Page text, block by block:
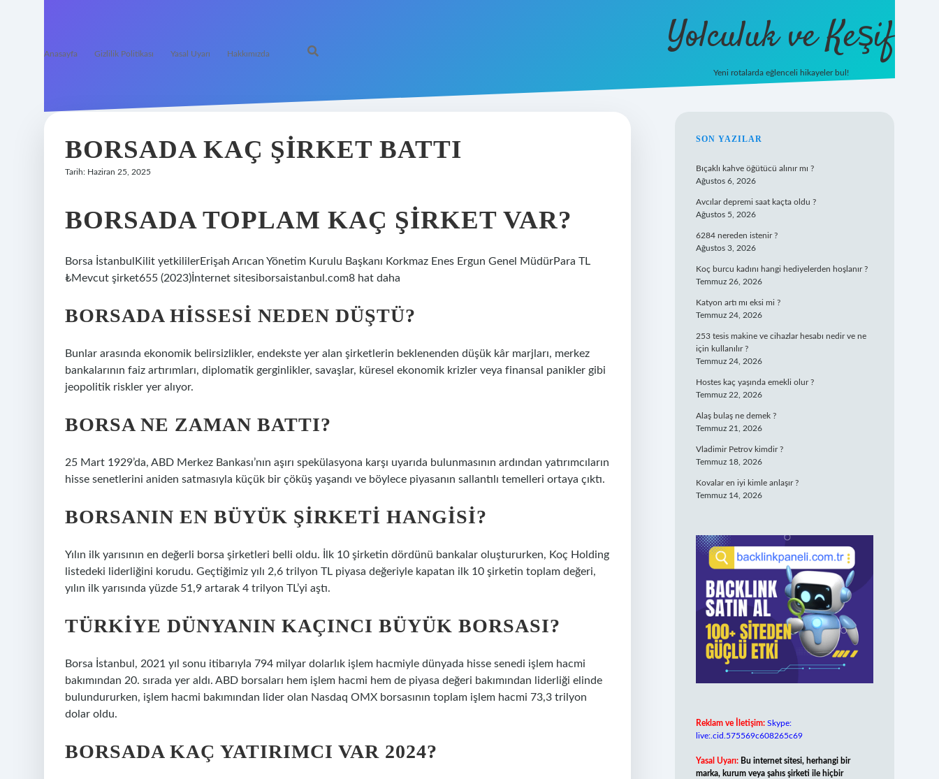
Anasayfa Gizlilik Politikası Yasal Uyarı Hakkımızda Yolculuk ve Keşif
Yeni rotalarda eğlenceli hikayeler bul!
BORSADA KAÇ ŞIRKET BATTI
Tarih: Haziran 25, 2025
BORSADA TOPLAM KAÇ ŞIRKET VAR?
Borsa İstanbulKilit yetkililerErişah Arıcan Yönetim Kurulu Başkanı Korkmaz Enes Ergun Genel MüdürPara TL
₺Mevcut şirket655 (2023)İnternet sitesiborsaistanbul.com8 hat daha
BORSADA HISSESI NEDEN DÜŞTÜ?
Bunlar arasında ekonomik belirsizlikler, endekste yer alan şirketlerin beklenenden düşük kâr marjları, merkez
bankalarının faiz artırımları, diplomatik gerginlikler, savaşlar, küresel ekonomik krizler veya finansal panikler gibi
jeopolitik riskler yer alıyor.
BORSA NE ZAMAN BATTI?
25 Mart 1929’da, ABD Merkez Bankası’nın aşırı spekülasyona karşı uyarıda bulunmasının ardından yatırımcıların
hisse senetlerini aniden satmasıyla küçük bir çöküş yaşandı ve böylece piyasanın sallantılı temelleri ortaya çıktı.
BORSANIN EN BÜYÜK ŞIRKETI HANGISI?
Yılın ilk yarısının en değerli borsa şirketleri belli oldu. İlk 10 şirketin dördünü bankalar oluştururken, Koç Holding
listedeki liderliğini korudu. Geçtiğimiz yılı 2,6 trilyon TL piyasa değeriyle kapatan ilk 10 şirketin toplam değeri,
yılın ilk yarısında yüzde 51,9 artarak 4 trilyon TL’yi aştı.
TÜRKIYE DÜNYANIN KAÇINCI BÜYÜK BORSASI?
Borsa İstanbul, 2021 yıl sonu itibarıyla 794 milyar dolarlık işlem hacmiyle dünyada hisse senedi işlem hacmi
bakımından 20. sırada yer aldı. ABD borsaları hem işlem hacmi hem de piyasa değeri bakımından liderliği elinde
bulundururken, işlem hacmi bakımından lider olan Nasdaq OMX borsasının toplam işlem hacmi 73,3 trilyon
dolar oldu.
BORSADA KAÇ YATIRIMCI VAR 2024?
SIDEBAR
SON YAZILAR
Bıçaklı kahve öğütücü alınır mı ?
Ağustos 6, 2026
Avcılar depremi saat kaçta oldu ?
Ağustos 5, 2026
6284 nereden istenir ?
Ağustos 3, 2026
Koç burcu kadını hangi hediyelerden hoşlanır ?
Temmuz 26, 2026
Katyon artı mı eksi mi ?
Temmuz 24, 2026
253 tesis makine ve cihazlar hesabı nedir ve ne
için kullanılır ?
Temmuz 24, 2026
Hostes kaç yaşında emekli olur ?
Temmuz 22, 2026
Alaş bulaş ne demek ?
Temmuz 21, 2026
Vladimir Petrov kimdir ?
Temmuz 18, 2026
Kovalar en iyi kimle anlaşır ?
Temmuz 14, 2026
Reklam ve İletişim: Skype:
live:.cid.575569c608265c69
Yasal Uyarı: Bu internet sitesi, herhangi bir
marka, kurum veya şahıs şirketi ile hiçbir